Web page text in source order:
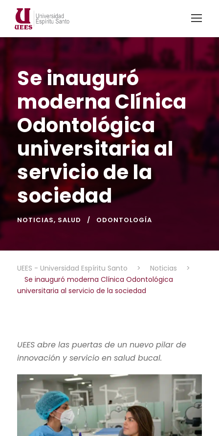
Se inauguró
moderna Clínica
Odontológica
universitaria al
servicio de la
sociedad
NOTICIAS, SALUD ODONTOLOGÍA
UEES - Universidad Espíritu Santo > Noticias
>
Se inauguró moderna Clínica Odontológica
universitaria al servicio de la sociedad
UEES abre las puertas de un nuevo pilar de
innovación y servicio en salud bucal.